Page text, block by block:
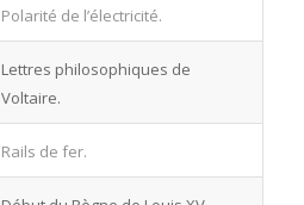
Polarité de l’électricité.
Lettres philosophiques de
Voltaire.
Rails de fer.